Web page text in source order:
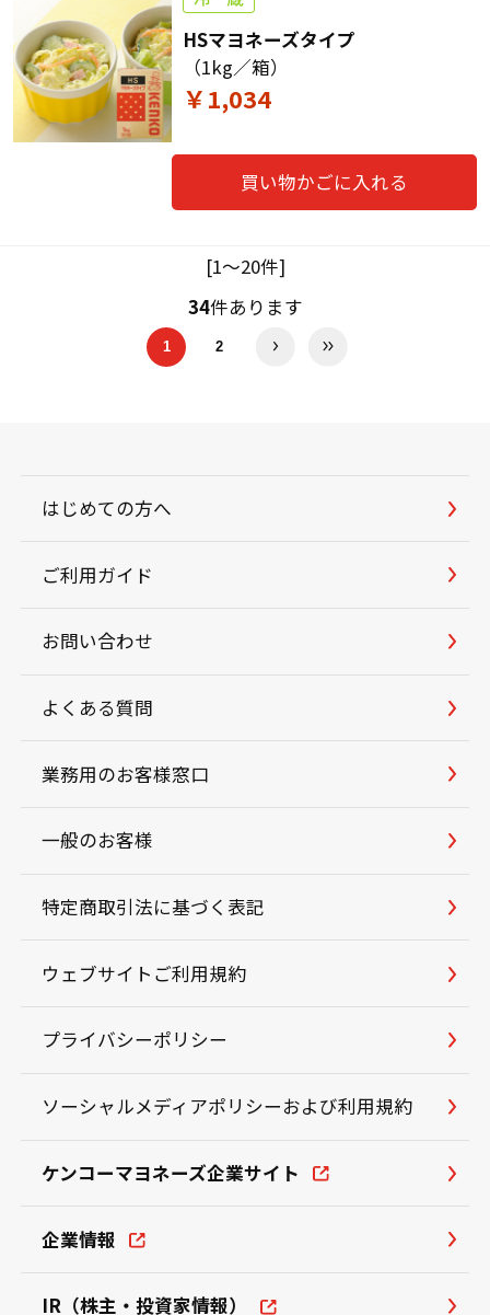
HSマヨネーズタイプ
（1kg／箱）
￥1,034
買い物かごに入れる
[1～20件]
34件あります
1 2
はじめての方へ
ご利用ガイド
お問い合わせ
よくある質問
業務用のお客様窓口
一般のお客様
特定商取引法に基づく表記
ウェブサイトご利用規約
プライバシーポリシー
ソーシャルメディアポリシーおよび利用規約
ケンコーマヨネーズ企業サイト
企業情報
IR（株主・投資家情報）